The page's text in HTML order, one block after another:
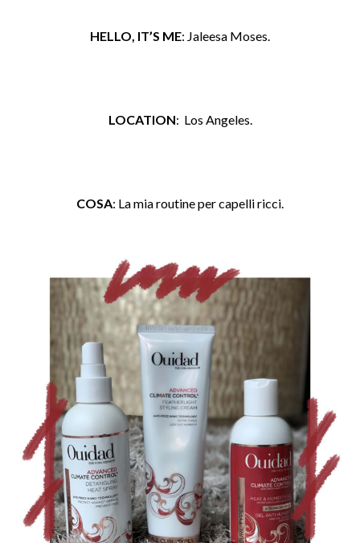
HELLO, IT’S ME: Jaleesa Moses.
LOCATION: Los Angeles.
COSA: La mia routine per capelli ricci.